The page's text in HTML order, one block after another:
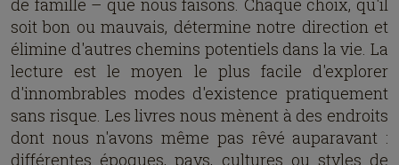
de famille – que nous faisons. Chaque choix, qu'il
soit bon ou mauvais, détermine notre direction et
élimine d'autres chemins potentiels dans la vie. La
lecture est le moyen le plus facile d'explorer
d'innombrables modes d'existence pratiquement
sans risque. Les livres nous mènent à des endroits
dont nous n'avons même pas rêvé auparavant :
différentes époques, pays, cultures ou styles de